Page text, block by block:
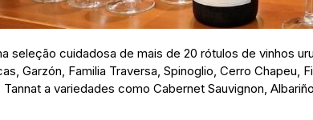
seleção cuidadosa de mais de 20 rótulos de vinhos
Garzón, Familia Traversa, Spinoglio, Cerro
a variedades como Cabernet Sauvignon,